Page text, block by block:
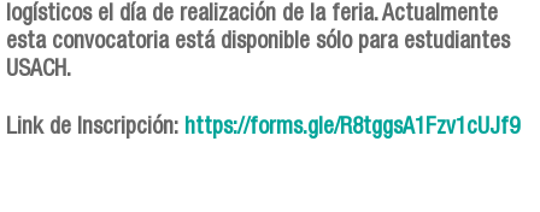
logísticos el día de realización de la feria. Actualmente
esta convocatoria está disponible sólo para estudiantes
USACH.
Link de Inscripción: https://forms.gle/R8tggsA1Fzv1cUJf9